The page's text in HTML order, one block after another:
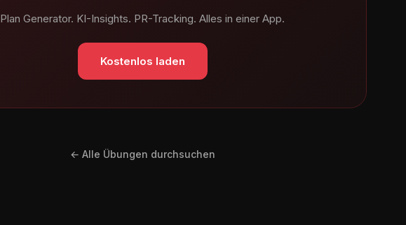
Plan Generator. KI-Insights. PR-Tracking. Alles in einer App.
Kostenlos laden
← Alle Übungen durchsuchen